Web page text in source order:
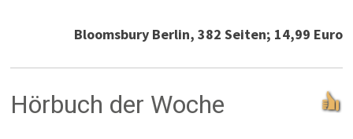
Bloomsbury Berlin, 382 Seiten; 14,99 Euro
Hörbuch der Woche